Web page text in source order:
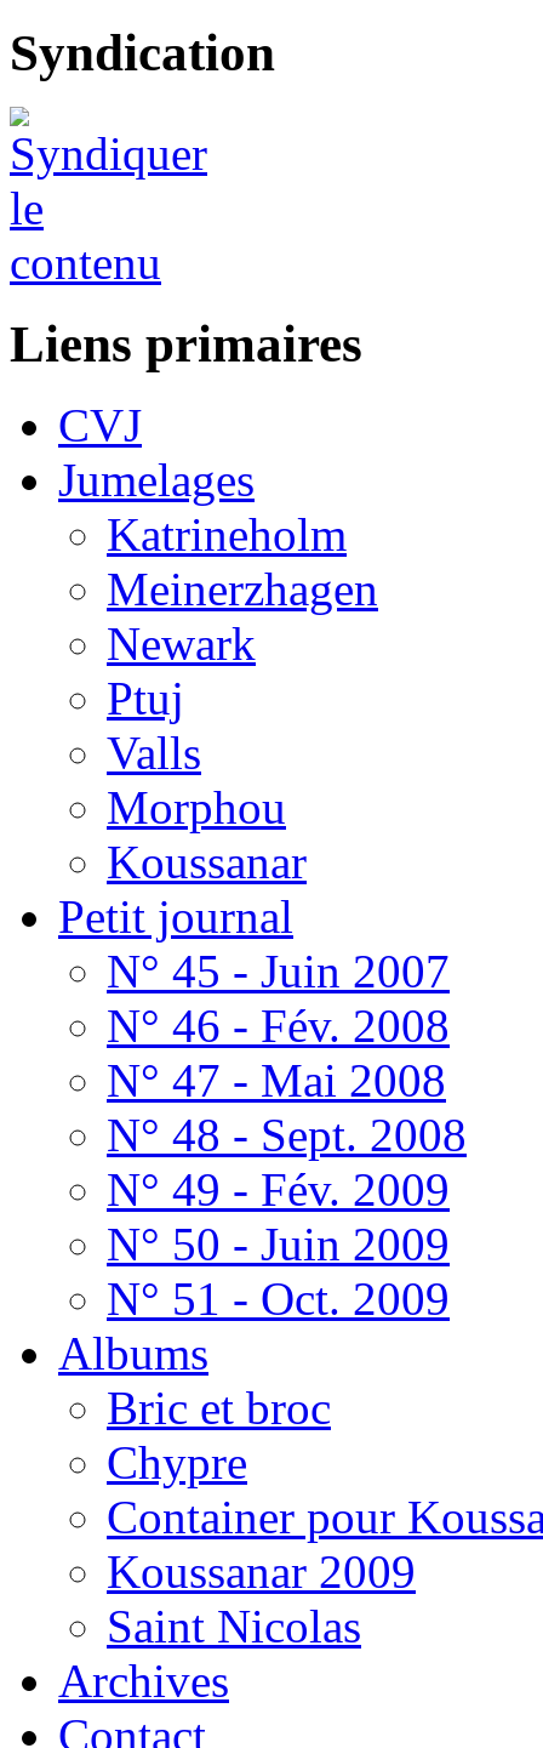
Syndication
Liens primaires
CVJ
Jumelages
Katrineholm
Meinerzhagen
Newark
Ptuj
Valls
Morphou
Koussanar
Petit journal
N° 45 - Juin 2007
N° 46 - Fév. 2008
N° 47 - Mai 2008
N° 48 - Sept. 2008
N° 49 - Fév. 2009
N° 50 - Juin 2009
N° 51 - Oct. 2009
Albums
Bric et broc
Chypre
Container pour
Koussanar 2009
Saint Nicolas
Archives
Contact